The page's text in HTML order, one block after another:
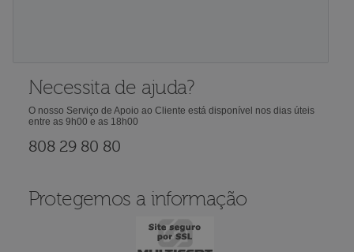
Necessita de ajuda?
O nosso Serviço de Apoio ao Cliente está disponível nos dias úteis
entre as 9h00 e as 18h00
808 29 80 80
Protegemos a informação